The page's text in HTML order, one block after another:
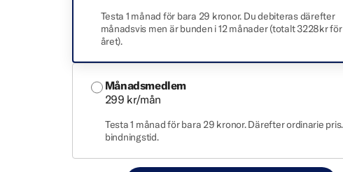
Testa 1 månad för bara 29 kronor. Du debiteras därefter
månadsvis men är bunden i 12 månader (totalt 3228kr
året).
Månadsmedlem
299 kr/mån
Testa 1 månad för bara 29 kronor. Därefter ordinarie
bindningstid.